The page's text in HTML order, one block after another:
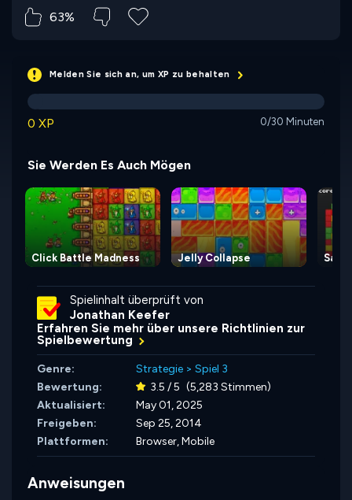
63%
Melden Sie sich an, um XP zu behalten
0 XP 0/30 Minuten
Sie Werden Es Auch Mögen
Click Battle Madness Jelly Collapse
Spielinhalt überprüft von
Jonathan Keefer
Erfahren Sie mehr über unsere Richtlinien zur
Spielbewertung
Genre: Strategie > Spiel 3
Bewertung:
3.5 / 5 (5,283 Stimmen)
Aktualisiert:
May 01, 2025
Freigeben:
Sep 25, 2014
Plattformen:
Browser, Mobile
Anweisungen